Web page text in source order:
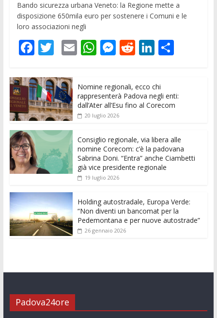
Bando sicurezza urbana Veneto: la Regione mette a
disposizione 650mila euro per sostenere i Comuni e le
loro associazioni negli
F
e
b
o
o
k
T
itt
er
E
l
W
s
A
p
p
M
ss
e
n
er
R
di
t
Li
k
e
dI
C
di
vi
Nomine regionali, ecco chi
rappresenterà Padova negli enti:
dall’Ater all’Esu fino al Corecom
20 luglio 2026
Consiglio regionale, via libera alle
nomine Corecom: c’è la padovana
Sabrina Doni. “Entra” anche Ciambetti
già vice presidente regionale
19 luglio 2026
Holding autostradale, Europa Verde:
“Non diventi un bancomat per la
Pedemontana e per nuove autostrade”
26 gennaio 2026
Padova24ore